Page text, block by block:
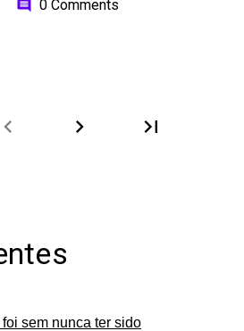
comment 0 Comments
chevron_left chevron_right last_page
sem nunca ter sido